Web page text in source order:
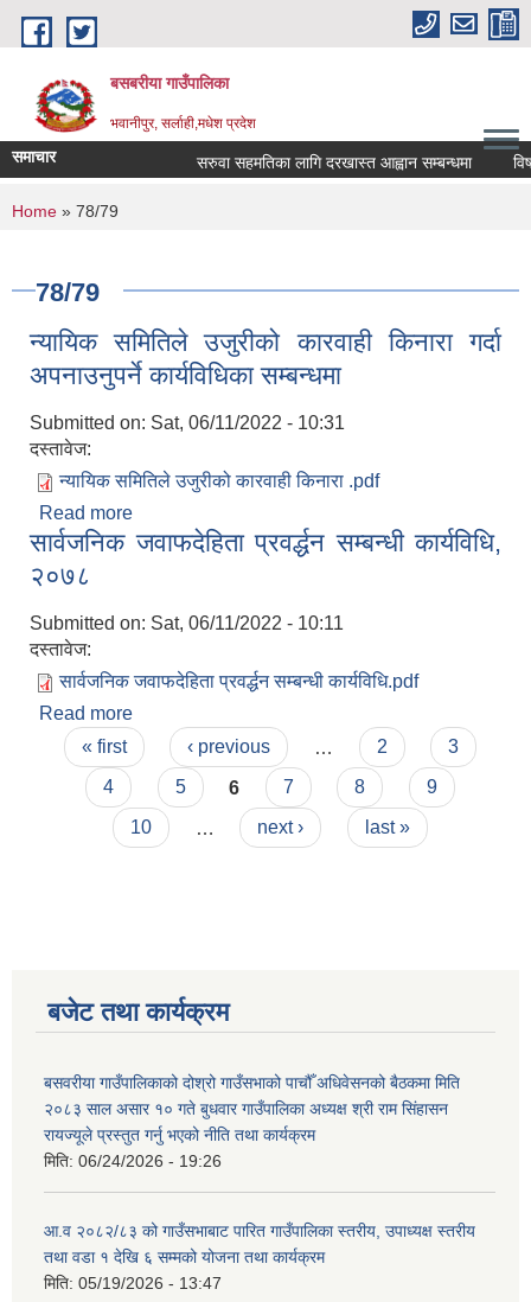
Skip to main content
बसबरीया गाउँपालिका
भवानीपुर, सर्लाही,मधेश प्रदेश
समाचार सरुवा सहमतिका लागि दरखास्त आह्वान सम्बन्धमा
You are here
Home » 78/79
78/79
न्यायिक समितिले उजुरीको कारवाही किनारा गर्दा
अपनाउनुपर्ने कार्यविधिका सम्बन्धमा
Submitted on: Sat, 06/11/2022 - 10:31
दस्तावेज:
न्यायिक समितिले उजुरीको कारवाही किनारा .pdf
Read more
अपनाउनुपर्ने कार्यविधिका सम्बन्धमा
सार्वजनिक जवाफदेहिता प्रवर्द्धन सम्बन्धी कार्यविधि,
२०७८
Submitted on: Sat, 06/11/2022 - 10:11
दस्तावेज:
सार्वजनिक जवाफदेहिता प्रवर्द्धन सम्बन्धी कार्यविधि.pdf
Read more
२०७८
Pages
« first ‹ previous 2
3
4
5 6 7 8
9
10
next › last »
बजेट तथा कार्यक्रम
बसवरीया गाउँपालिकाको दोश्रो गाउँसभाको पाचौँ अधिवेसनको बैठकमा मिति
२०८३ साल असार १० गते बुधवार गाउँपालिका अध्यक्ष श्री राम सिंहासन
रायज्यूले प्रस्तुत गर्नु भएको नीति तथा कार्यक्रम
मिति: 06/24/2026 - 19:26
आ.व २०८२/८३ को गाउँसभाबाट पारित गाउँपालिका स्तरीय, उपाध्यक्ष स्तरीय
तथा वडा १ देखि ६ सम्मको योजना तथा कार्यक्रम
मिति: 05/19/2026 - 13:47